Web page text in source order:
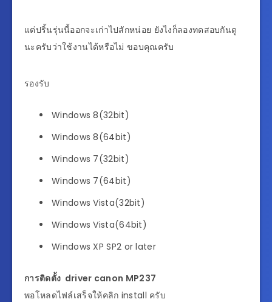
แต่ปริ้นรุ่นนี้ออกจะเก่าไปสักหน่อย ยังไงก็ลองทดสอบกันดู
นะครับว่าใช้งานได้หรือไม่ ขอบคุณครับ
รองรับ
Windows 8(32bit)
Windows 8(64bit)
Windows 7(32bit)
Windows 7(64bit)
Windows Vista(32bit)
Windows Vista(64bit)
Windows XP SP2 or later
การติดตั้ง driver canon MP237
พอโหลดไฟล์เสร็จให้คลิก install ครับ